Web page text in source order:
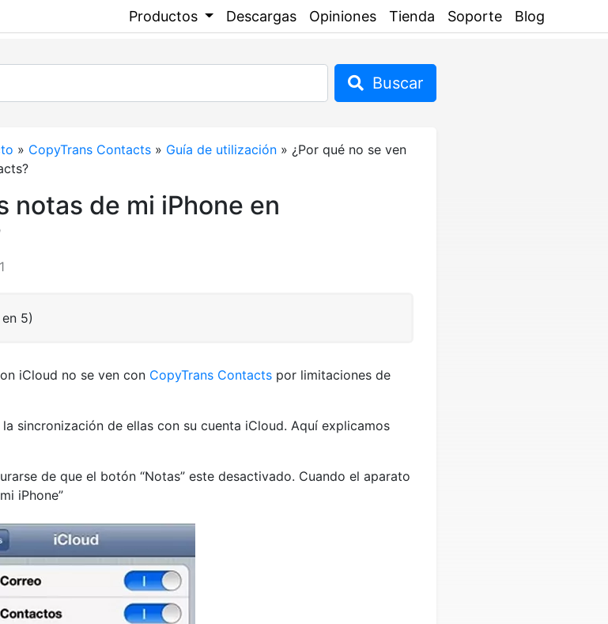
Productos Descargas Opiniones Tienda Soporte Blog
Buscar
» CopyTrans Contacts » Guía de utilización » ¿Por qué no se ven
notas de mi iPhone en
5)
iCloud no se ven con CopyTrans Contacts por limitaciones de
sincronización de ellas con su cuenta iCloud. Aquí explicamos
de que el botón “Notas” este desactivado. Cuando el aparato
iPhone”